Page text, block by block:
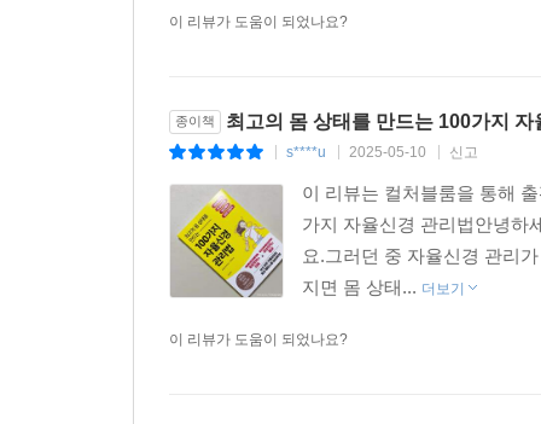
이 리뷰가 도움이 되었나요?
종이책 최고의 몸 상태를 만드는 100가지 자
s****u 2025-05-10 신고
이 리뷰는 컬처블룸을 통해
가지 자율신경 관리법안녕하
요.그러던 중 자율신경 관리
지면 몸 상태... 더보기
이 리뷰가 도움이 되었나요?